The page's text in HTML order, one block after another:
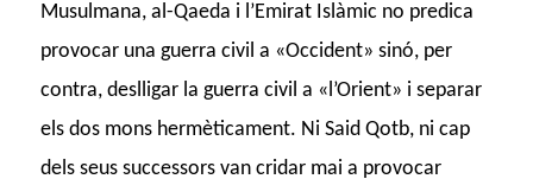
Musulmana, al-Qaeda i l’Emirat Islàmic no predica
provocar una guerra civil a «Occident» sinó, per
contra, deslligar la guerra civil a «l’Orient» i separar
els dos mons hermèticament. Ni Said Qotb, ni cap
dels seus successors van cridar mai a provocar